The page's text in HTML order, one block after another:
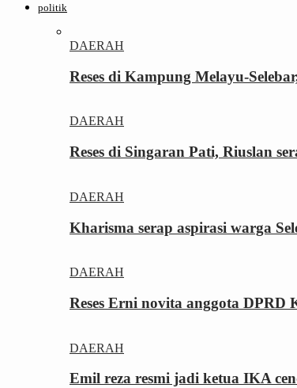
politik
DAERAH
Reses di Kampung Melayu-
DAERAH
Reses di Singaran Pati, Riuslan
DAERAH
Kharisma serap aspirasi warga
DAERAH
Reses Erni novita anggota
DAERAH
Emil reza resmi jadi ketua IKA